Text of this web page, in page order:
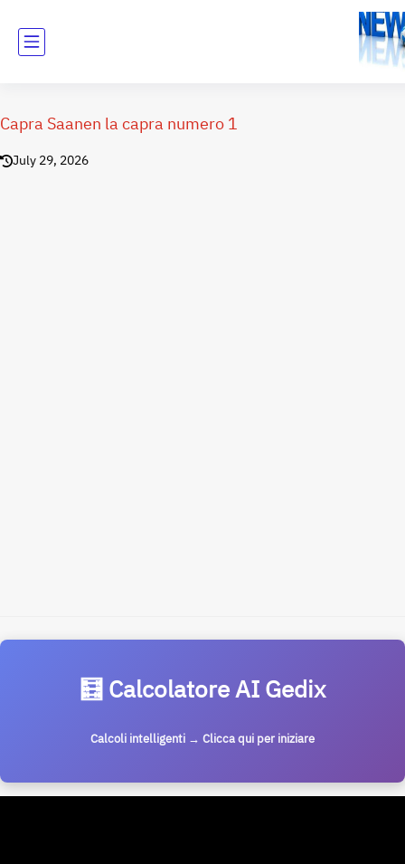
Capra Saanen la capra numero 1
July 29, 2026
🧮 Calcolatore AI Gedix
Calcoli intelligenti → Clicca qui per iniziare